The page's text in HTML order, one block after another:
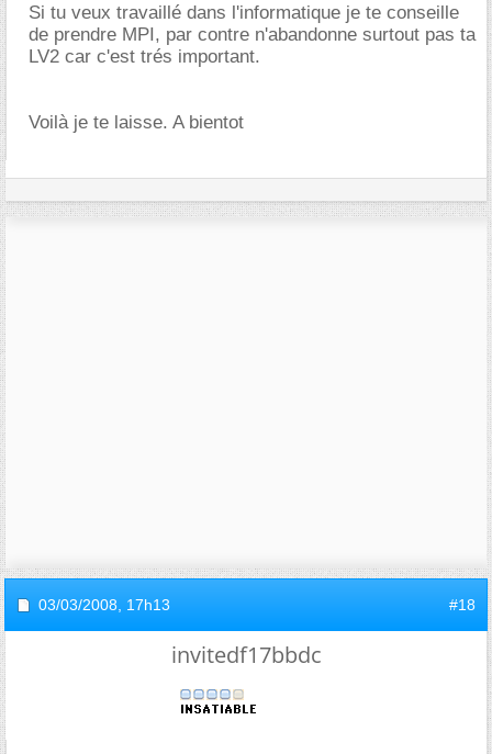
Si tu veux travaillé dans l'informatique je te conseille
de prendre MPI, par contre n'abandonne surtout pas ta
LV2 car c'est trés important.
Voilà je te laisse. A bientot
03/03/2008, 17h13 #18
invitedf17bbdc